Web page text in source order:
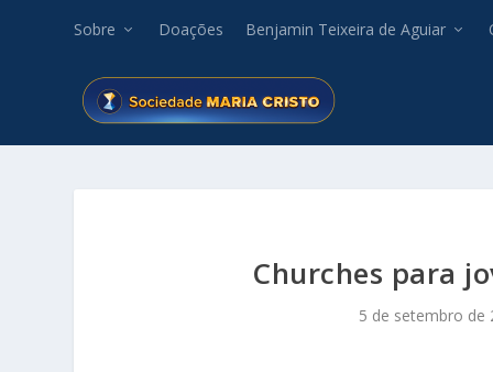
Sobre Doações Benjamin Teixeira de Aguiar
Churches para
5 de setembro de